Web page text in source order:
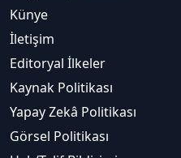
Künye
İletişim
Editoryal İlkeler
Kaynak Politikası
Yapay Zekâ Politikası
Görsel Politikası